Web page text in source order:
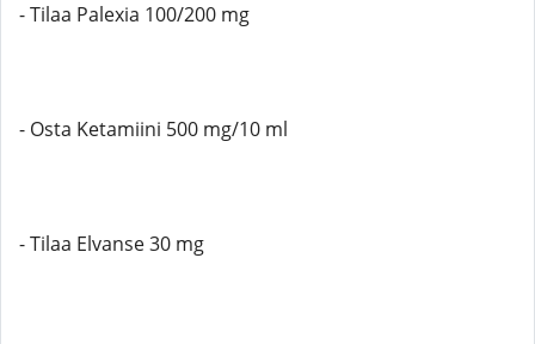
- Tilaa Palexia 100/200 mg
- Osta Ketamiini 500 mg/10 ml
- Tilaa Elvanse 30 mg